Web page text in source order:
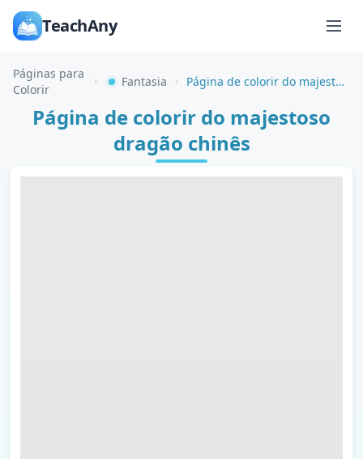
TeachAny
Páginas para
Colorir
Fantasia Página de colorir do majestoso dragão chinês
Página de colorir do majestoso
dragão chinês